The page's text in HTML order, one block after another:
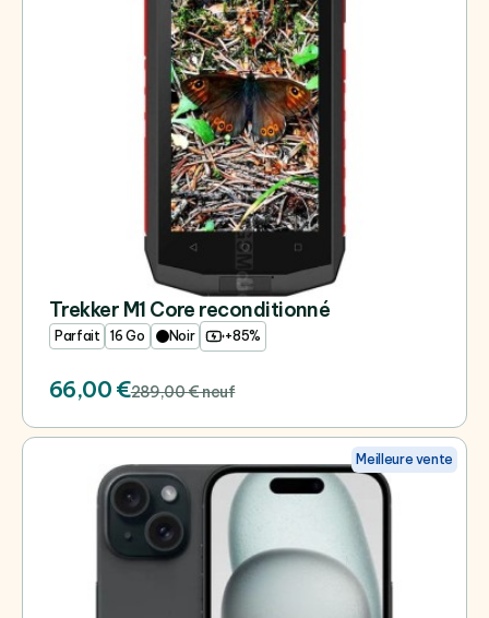
Trekker M1 Core reconditionné
16 Go
Parfait Noir +85%
66,00 €289,00 € neuf
Meilleure vente